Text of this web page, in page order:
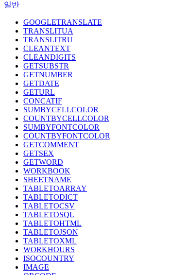
일반
GOOGLETRANSLATE
TRANSLITUA
TRANSLITRU
CLEANTEXT
CLEANDIGITS
GETSUBSTR
GETNUMBER
GETDATE
GETURL
CONCATIF
SUMBYCELLCOLOR
COUNTBYCELLCOLOR
SUMBYFONTCOLOR
COUNTBYFONTCOLOR
GETCOMMENT
GETSEX
GETWORD
WORKBOOK
SHEETNAME
TABLETOARRAY
TABLETODICT
TABLETOCSV
TABLETOSQL
TABLETOHTML
TABLETOJSON
TABLETOXML
WORKHOURS
ISOCOUNTRY
IMAGE